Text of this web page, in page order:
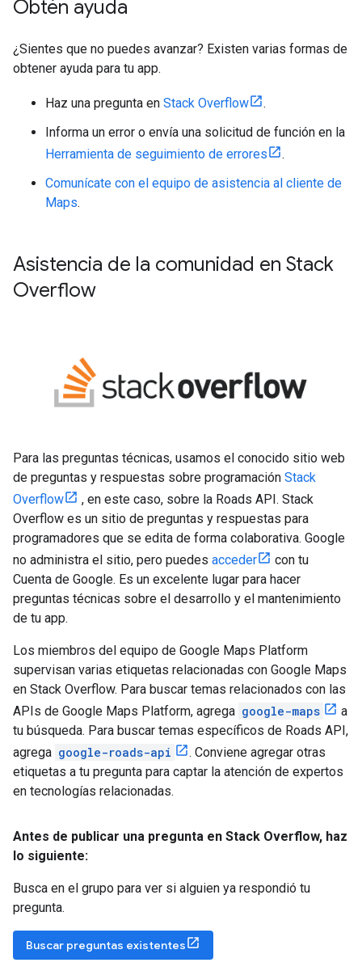
Obtén ayuda
¿Sientes que no puedes avanzar? Existen varias formas de
obtener ayuda para tu app.
Haz una pregunta en Stack Overflow
.
Informa un error o envía una solicitud de función en la
Herramienta de seguimiento de errores
.
Comunícate con el equipo de asistencia al cliente de
Maps.
Asistencia de la comunidad en Stack
Overflow
Para las preguntas técnicas, usamos el conocido sitio web
de preguntas y respuestas sobre programación Stack
Overflow
, en este caso, sobre la Roads API. Stack
Overflow es un sitio de preguntas y respuestas para
programadores que se edita de forma colaborativa. Google
no administra el sitio, pero puedes acceder
con tu
Cuenta de Google. Es un excelente lugar para hacer
preguntas técnicas sobre el desarrollo y el mantenimiento
de tu app.
Los miembros del equipo de Google Maps Platform
supervisan varias etiquetas relacionadas con Google Maps
en Stack Overflow. Para buscar temas relacionados con las
APIs de Google Maps Platform, agrega google-maps
a
tu búsqueda. Para buscar temas específicos de Roads API,
agrega google-roads-api
. Conviene agregar otras
etiquetas a tu pregunta para captar la atención de expertos
en tecnologías relacionadas.
Antes de publicar una pregunta en Stack Overflow, haz
lo siguiente:
Busca en el grupo para ver si alguien ya respondió tu
pregunta.
Buscar preguntas existentes